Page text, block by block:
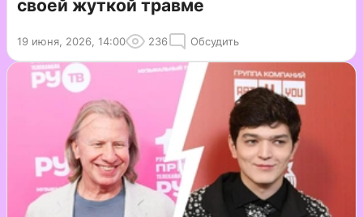
своей жуткой травме
19 июня, 2026, 14:00 236 Обсудить